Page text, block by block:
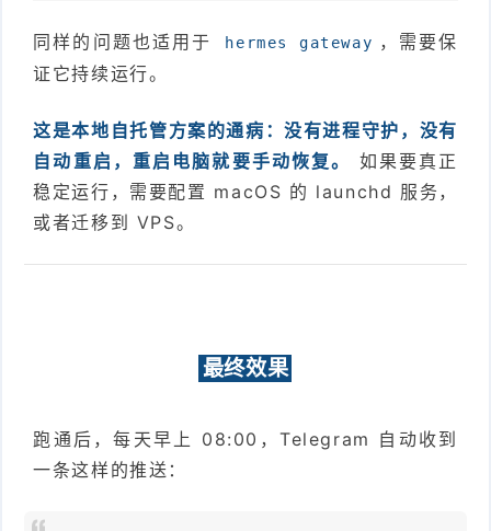
同样的问题也适用于 hermes gateway ，需要保
证它持续运行。
这是本地自托管方案的通病：没有进程守护，没有
自动重启，重启电脑就要手动恢复。
如果要真正
稳定运行，需要配置 macOS 的 launchd 服务，
或者迁移到 VPS。
最终效果
跑通后，每天早上 08:00，Telegram 自动收到
一条这样的推送：